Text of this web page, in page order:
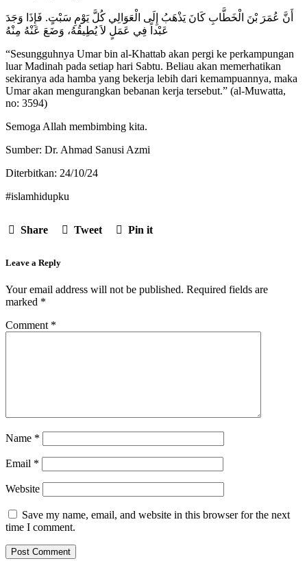
أَنَّ عُمَرَ بْنَ الْخَطَّابِ كَانَ يَذْهَبُ إِلَى الْعَوَالِي كُلَّ يَوْمِ سَبْتٍ. فَإِذَا وَجَدَ
عَبْداً فِي عَمَلٍ لاَ يُطِيقُهُ، وَضَعَ عَنْهُ مِنْهُ
“Sesungguhnya Umar bin al-Khattab akan pergi ke perkampungan
luar Madinah pada setiap hari Sabtu. Beliau akan memerhatikan
sekiranya ada hamba yang bekerja lebih dari kemampuannya, maka
Umar akan mengurangkan bebanan kerja tersebut.” (al-Muwatta,
no: 3594)
Semoga Allah membimbing kita.
Sumber: Dr. Ahmad Sanusi Azmi
Diterbitkan: 24/10/24
#islamhidupku
Share Tweet Pin it
Leave a Reply
Your email address will not be published. Required fields are
marked *
Comment *
Name *
Email *
Website
Save my name, email, and website in this browser for the next
time I comment.